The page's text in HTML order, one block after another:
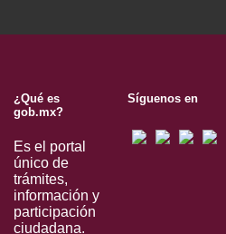
¿Qué es
gob.mx?
Es el portal
único de
trámites,
información y
participación
ciudadana.
Síguenos en